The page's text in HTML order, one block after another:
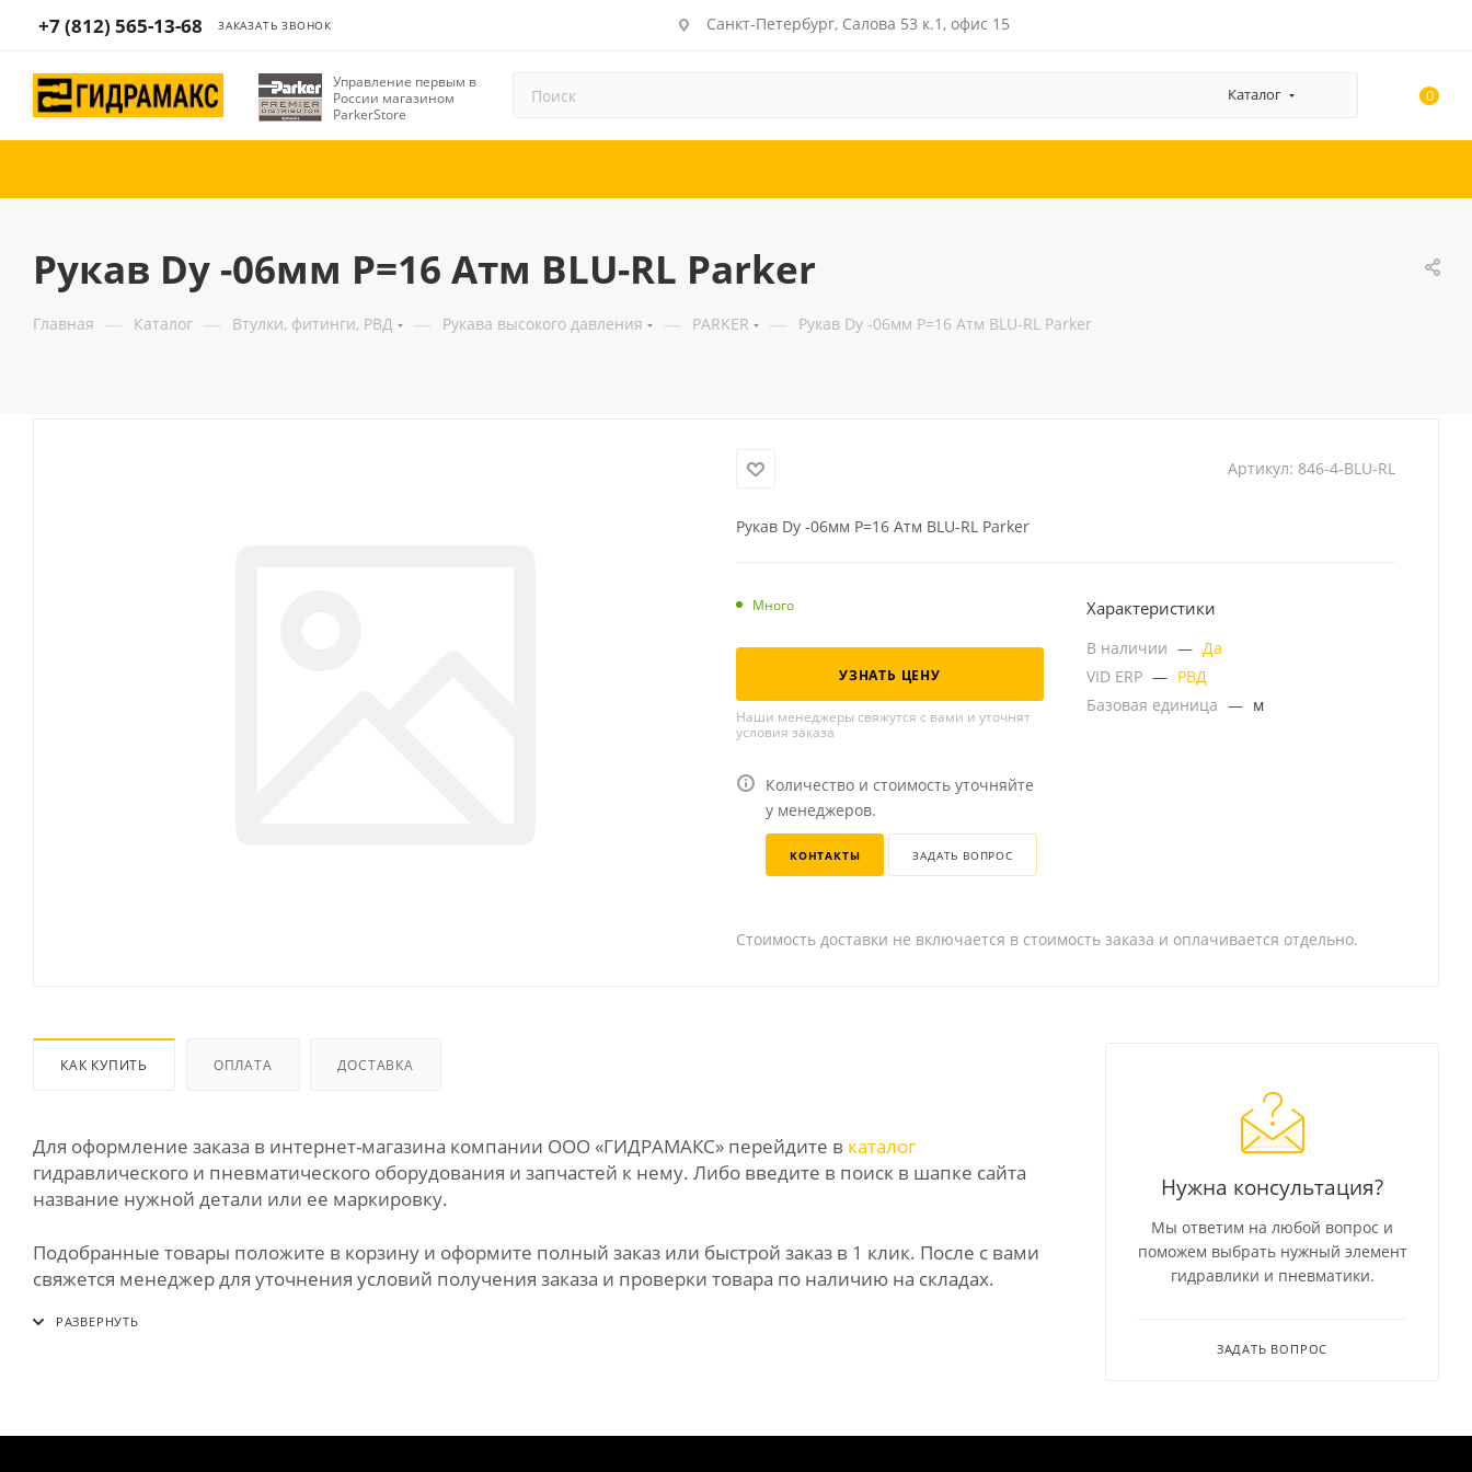
+7 (812) 565-13-68 ЗАКАЗАТЬ ЗВОНОК Санкт-Петербург, Салова 53 к.1, офис 15
Управление первым в
России магазином
ParkerStore
Каталог 0
Рукав Dy -06мм P=16 Атм BLU-RL Parker
Главная — Каталог — Втулки, фитинги, РВД — Рукава высокого давления — PARKER — Рукав Dy -06мм P=16 Атм BLU-RL Parker
Артикул: 846-4-BLU-RL
Рукав Dy -06мм P=16 Атм BLU-RL Parker
Много
УЗНАТЬ ЦЕНУ
Наши менеджеры свяжутся с вами и уточнят
условия заказа
Количество и стоимость уточняйте
у менеджеров.
КОНТАКТЫ ЗАДАТЬ ВОПРОС
Характеристики
В наличии — Да
VID ERP — РВД
Базовая единица — м
Стоимость доставки не включается в стоимость заказа и оплачивается отдельно.
КАК КУПИТЬ ОПЛАТА ДОСТАВКА
Для оформление заказа в интернет-магазина компании ООО «ГИДРАМАКС» перейдите в каталог
гидравлического и пневматического оборудования и запчастей к нему. Либо введите в поиск в шапке сайта
название нужной детали или ее маркировку.
Подобранные товары положите в корзину и оформите полный заказ или быстрой заказ в 1 клик. После с вами
свяжется менеджер для уточнения условий получения заказа и проверки товара по наличию на складах.
Нужна консультация?
Мы ответим на любой вопрос и
поможем выбрать нужный элемент
гидравлики и пневматики.
ЗАДАТЬ ВОПРОС